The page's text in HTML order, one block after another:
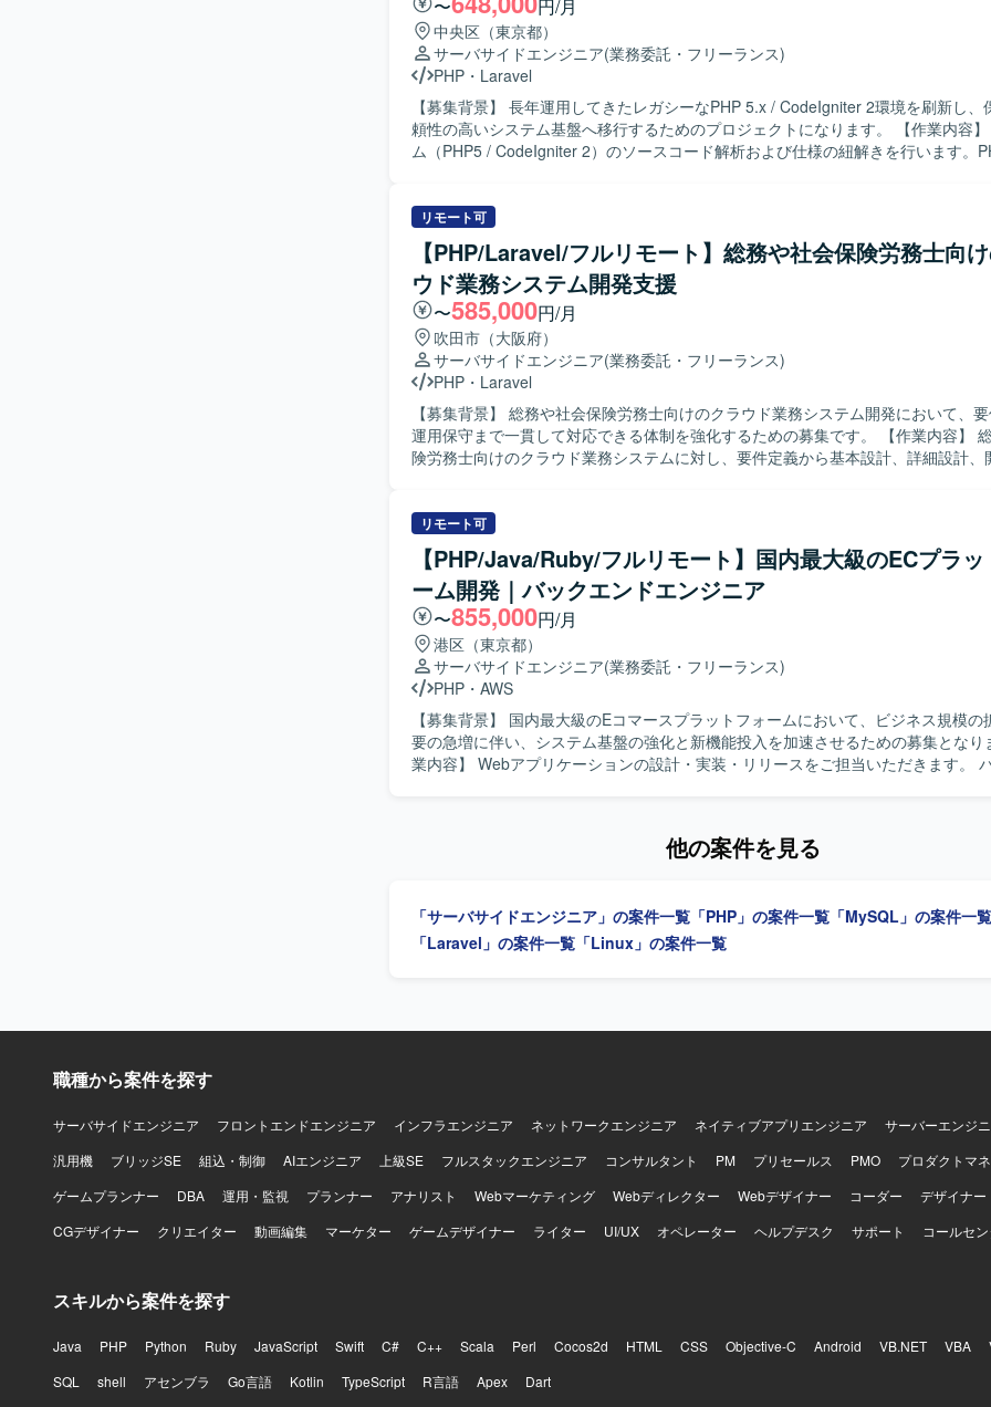
とで、サーバーサイド全般のスキルを幅広く習得していただけます。 詳細設計か
一連の工程を経験できるため、上流から下流までの開発プロセスを通じてスキルア
ことができます。 【開発環境】 JavaScript（React）、PHP（Laravel）、Python、Perl
MySQL、PostgreSQL Linux／Unix AWS、Azure Git
〜 円/月
中央区（東京都）
サーバサイドエンジニア(業務委託・フリーランス)
PHP ・ Laravel
【募集背景】 長年運用してきたレガシーなPHP 5.x / CodeIgniter 2環境を刷新し、
頼性の高いシステム基盤へ移行するためのプロジェクトになります。 【作業内容】 現行システ
ム（PHP5 / CodeIgniter 2）のソースコード解析および仕様の紐解きを行います。
ガシーコードのリファクタリングやE2Eテスト自動化の実装にも取り組んでいただ
【求める人物像】 レガシー環境のコード解析やリファクタリングに前向きに取り
めております。チームメンバーと積極的に対話しながら活動し、知識共有やメンバ
も関心を持って伴走いただける方を歓迎いたします。技術的な内容を分かりやすく
説明・提案できる方が望ましいです。 【ポジションの魅力】 レガシーなPHP環境からモダンな
PHP 8.xおよびフレームワークへの移行に主体的に関わることができるため、移行
基盤設計、実装、テスト自動化まで幅広い経験を積むことができます。既存システ
刷新を通じて、保守性や信頼性向上に貢献できるポジションです。 【開発環境】 PHP 5.x /
CodeIgniter 2 から PHP 8.x への移行を前提とした環境での開発になります。次期
クとしてLaravelやSymfony等のMVCフレームワークを検討し、E2Eテスト自動化
等のツールを利用いたします。
リモート可
【PHP/Laravel/フルリモート】総務や社会保険労務士向
ウド業務システム開発支援
〜585,000円/月
吹田市（大阪府）
サーバサイドエンジニア(業務委託・フリーランス)
PHP ・ Laravel
【募集背景】 総務や社会保険労務士向けのクラウド業務システム開発において、
運用保守まで一貫して対応できる体制を強化するための募集です。 【作業内容】 総務や社会保
険労務士向けのクラウド業務システムに対し、要件定義から基本設計、詳細設計、
ーム開発の一員として他メンバーと連携しながら業務システムの品質向上に取り組
きます。 【求める人物像】 上流工程から運用保守まで幅広い工程に主体的に関わっていただけ
る方を求めています。担当案件の進行状況を把握しながら、スケジュール管理やメ
を行える方や、チーム開発において周囲と円滑にコミュニケーションを取りながら
られる方にマッチしたポジションです。 【ポジションの魅力】 要件定義から運用保守まで、ク
ラウド業務システム開発の全工程に関わることができるため、上流から下流まで一
を積むことができます。SE、PG、管理といった複数の役割を柔軟に担うことで、
マネジメントスキルの双方を磨いていただけます。 【開発環境】 PHPおよびLaravelを用いた
WEB業務システム開発環境での作業となります。
リモート可
【PHP/Java/Ruby/フルリモート】国内最大級のECプラ
ーム開発｜バックエンドエンジニア
〜855,000円/月
港区（東京都）
サーバサイドエンジニア(業務委託・フリーランス)
PHP ・ AWS
【募集背景】 国内最大級のEコマースプラットフォームにおいて、ビジネス規模の拡大とEC需
要の急増に伴い、システム基盤の強化と新機能投入を加速させるための募集となりま
業内容】 Webアプリケーションの設計・実装・リリースをご担当いただきます。 バックエンド
っていただきます。 日常的なリファクタリングを実施していただきます。 クラウ
い技術や未経験の領域にも前向きに挑戦し、スピード感を持って吸収できる方を歓
す。 オーナーシップを持って課題に取り組み、どんな部署・立場でも自らプロダ
す。 顧客やメンバーの成長や成功を喜べる方を求めています。 【ポジションの魅力】 国内最大
番稼働後のモニタリングまで一貫して担当するフルサイクル開発に関わることで、
としての総合力を高めることができます。 自分のコードが、初めてECを開設する
長したショップの決済を直接支えていることを実感できる環境です。 【開発環境】 クラウドサ
す。
他の案件を見る
「サーバサイドエンジニア」の案件一覧 「PHP」の案件一覧 「MySQL」の案件一覧
「Laravel」の案件一覧 「Linux」の案件一覧
職種から案件を探す
サーバサイドエンジニア フロントエンドエンジニア インフラエンジニア ネットワークエンジニア ネイティブアプリエンジニア
サーバーエンジ
汎用機
ブリッジSE 組込・制御 AIエンジニア 上級SE フルスタックエンジニア コンサルタント PM プリセールス PMO
プロダクトマ
ゲームプランナー
DBA 運用・監視 プランナー アナリスト Webマーケティング Webディレクター Webデザイナー コーダー
デザイナー
CGデザイナー
クリエイター 動画編集 マーケター ゲームデザイナー ライター UI/UX オペレーター ヘルプデスク サポート コールセ
スキルから案件を探す
Java PHP Python Ruby JavaScript Swift C# C++ Scala Perl Cocos2d HTML CSS Objective-C Android VB.NET VBA
SQL
shell アセンブラ Go言語 Kotlin TypeScript R言語 Apex Dart